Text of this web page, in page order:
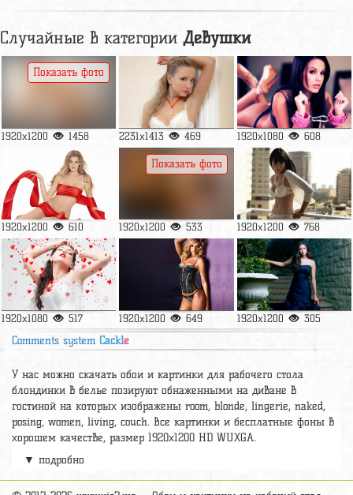
Случайные в категории Девушки
1920x1200 1458
Показать фото
2231x1413 469 1920x1080 608
1920x1200 610 1920x1200 533
Показать фото
1920x1200 768
1920x1080 517 1920x1200 649 1920x1200 305
Comments system Cackle
У нас можно скачать обои и картинки для рабочего стола
блондинки в белье позируют обнаженными на диване в
гостиной на которых изображены room, blonde, lingerie, naked,
posing, women, living, couch. Все картинки и бесплатные фоны в
хорошем качестве, размер 1920x1200 HD WUXGA.
Релевантные картинки и подборки
Marie,
▼ подробно